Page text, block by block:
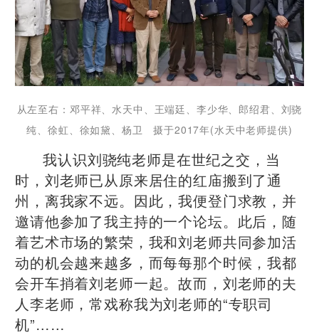
从左至右：邓平祥、水天中、王端廷、李少华、郎绍君、刘骁
纯、徐虹、徐如黛、杨卫 摄于2017年(水天中老师提供)
​我认识刘骁纯老师是在世纪之交，当
时，刘老师已从原来居住的红庙搬到了通
州，离我家不远。因此，我便登门求教，并
邀请他参加了我主持的一个论坛。此后，随
着艺术市场的繁荣，我和刘老师共同参加活
动的机会越来越多，而每每那个时候，我都
会开车捎着刘老师一起。故而，刘老师的夫
人李老师，常戏称我为刘老师的“专职司
机”……